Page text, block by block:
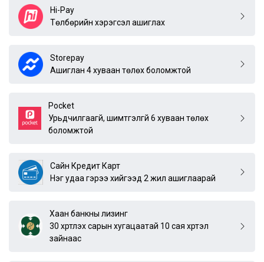
Hi-Pay
Төлбөрийн хэрэгсэл ашиглах
Storepay
Ашиглан 4 хуваан төлөх боломжтой
Pocket
Урьдчилгаагүй, шимтгэлгүй 6 хуваан төлөх
боломжтой
Сайн Кредит Карт
Нэг удаа гэрээ хийгээд 2 жил ашиглаарай
Хаан банкны лизинг
30 хүртлэх сарын хугацаатай 10 сая хүртэл
зайнаас